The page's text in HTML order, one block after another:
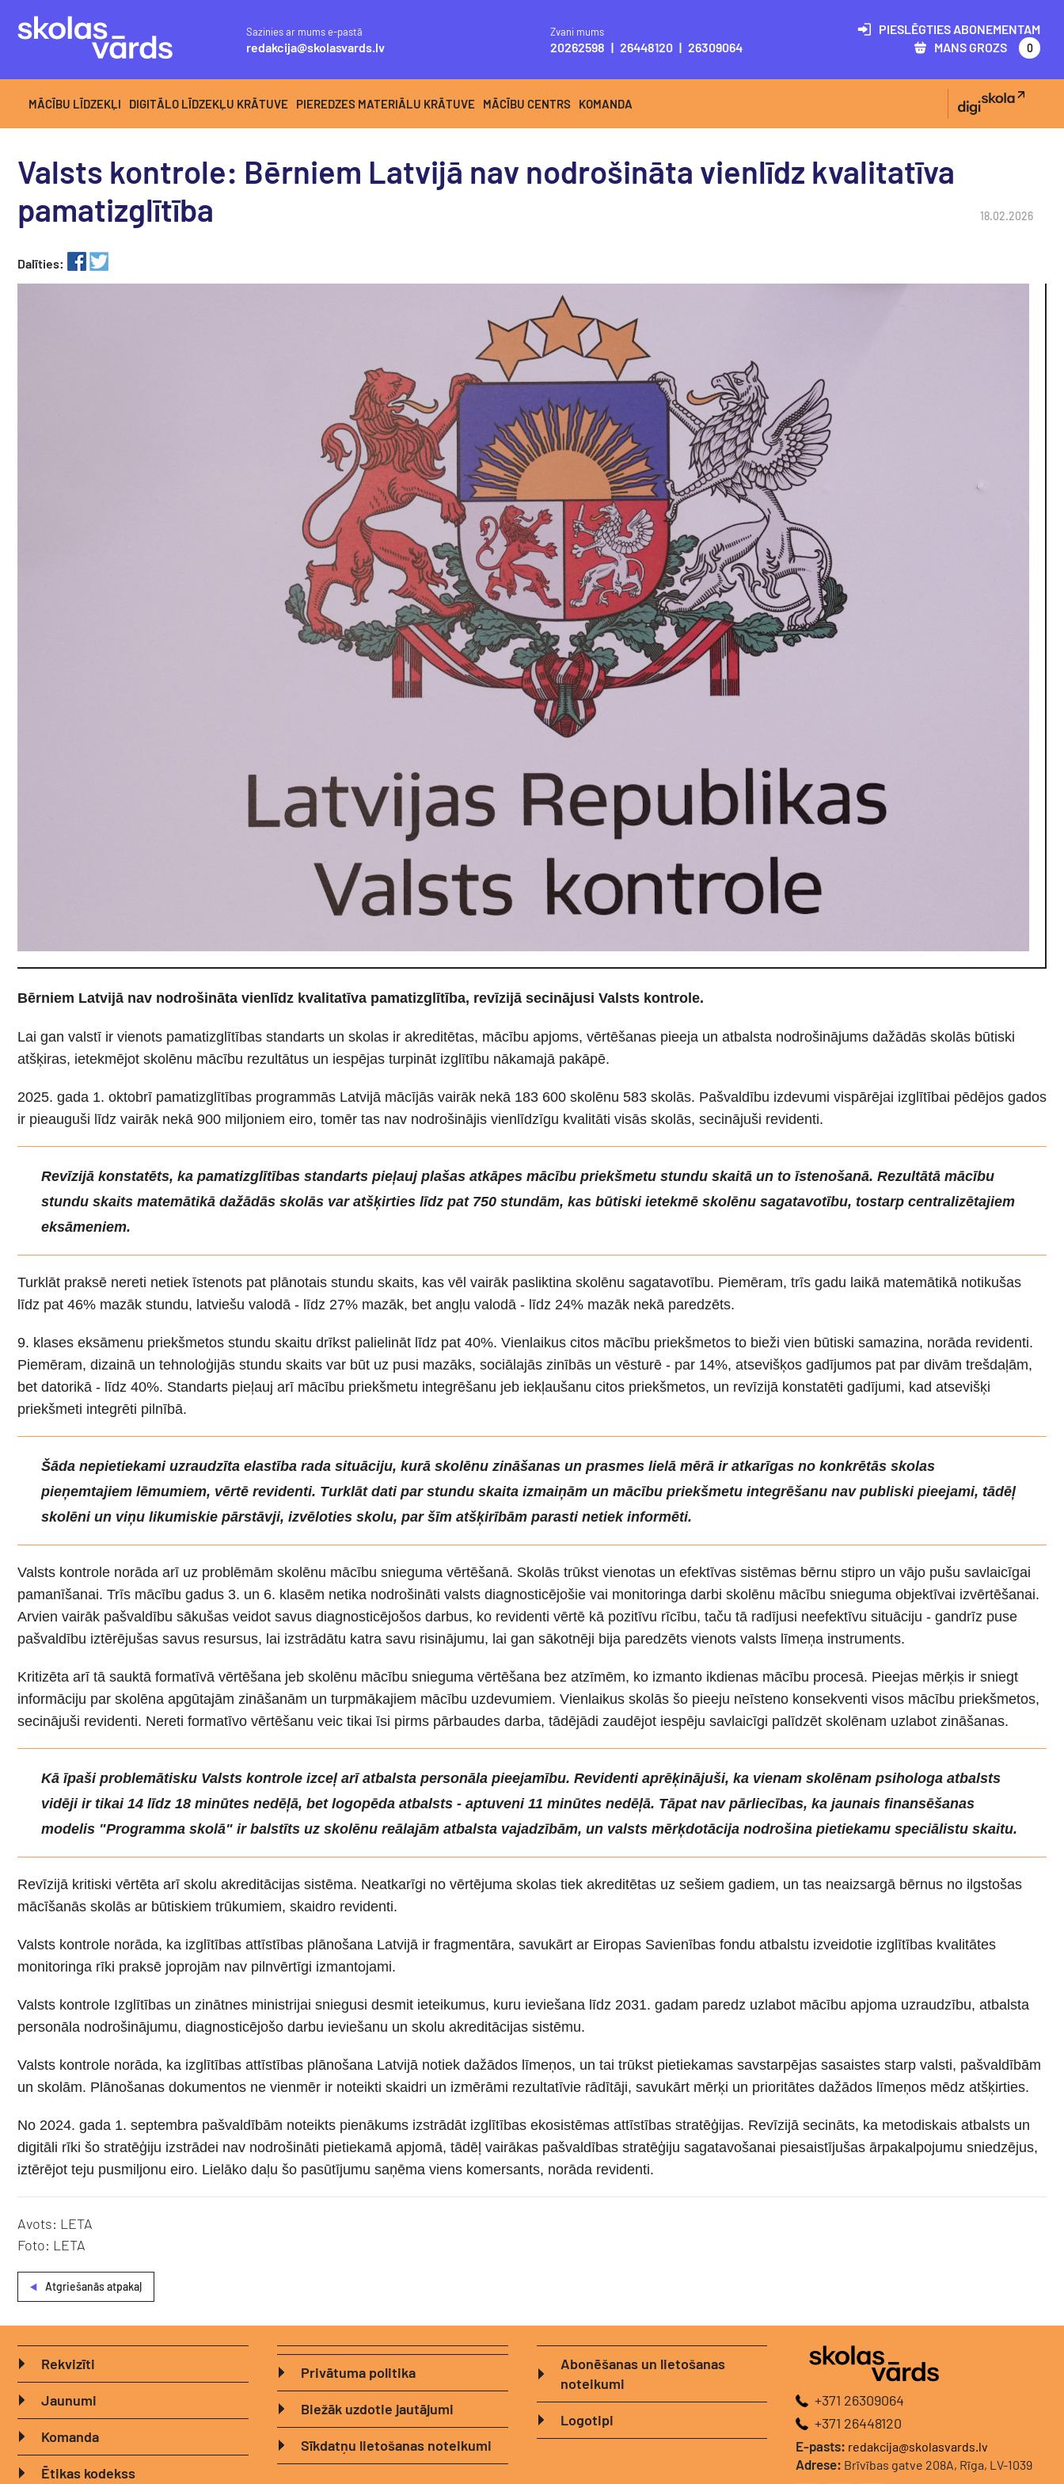
Sazinies ar mums e-pastā
redakcija@skolasvards.lv
Zvani mums
20262598 | 26448120 | 26309064
PIESLĒGTIES ABONEMENTAM
MANS GROZS
0
MĀCĪBU LĪDZEKĻI DIGITĀLO LĪDZEKĻU KRĀTUVE PIEREDZES MATERIĀLU KRĀTUVE MĀCĪBU CENTRS KOMANDA
Valsts kontrole: Bērniem Latvijā nav nodrošināta vienlīdz kvalitatīva
pamatizglītība
18.02.2026
Dalīties:
Bērniem Latvijā nav nodrošināta vienlīdz kvalitatīva pamatizglītība, revīzijā secinājusi Valsts kontrole.
Lai gan valstī ir vienots pamatizglītības standarts un skolas ir akreditētas, mācību apjoms, vērtēšanas pieeja un atbalsta nodrošinājums dažādās skolās būtiski
atšķiras, ietekmējot skolēnu mācību rezultātus un iespējas turpināt izglītību nākamajā pakāpē.
2025. gada 1. oktobrī pamatizglītības programmās Latvijā mācījās vairāk nekā 183 600 skolēnu 583 skolās. Pašvaldību izdevumi vispārējai izglītībai pēdējos gados
ir pieauguši līdz vairāk nekā 900 miljoniem eiro, tomēr tas nav nodrošinājis vienlīdzīgu kvalitāti visās skolās, secinājuši revidenti.
Revīzijā konstatēts, ka pamatizglītības standarts pieļauj plašas atkāpes mācību priekšmetu stundu skaitā un to īstenošanā. Rezultātā mācību
stundu skaits matemātikā dažādās skolās var atšķirties līdz pat 750 stundām, kas būtiski ietekmē skolēnu sagatavotību, tostarp centralizētajiem
eksāmeniem.
Turklāt praksē nereti netiek īstenots pat plānotais stundu skaits, kas vēl vairāk pasliktina skolēnu sagatavotību. Piemēram, trīs gadu laikā matemātikā notikušas
līdz pat 46% mazāk stundu, latviešu valodā - līdz 27% mazāk, bet angļu valodā - līdz 24% mazāk nekā paredzēts.
9. klases eksāmenu priekšmetos stundu skaitu drīkst palielināt līdz pat 40%. Vienlaikus citos mācību priekšmetos to bieži vien būtiski samazina, norāda revidenti.
Piemēram, dizainā un tehnoloģijās stundu skaits var būt uz pusi mazāks, sociālajās zinībās un vēsturē - par 14%, atsevišķos gadījumos pat par divām trešdaļām,
bet datorikā - līdz 40%. Standarts pieļauj arī mācību priekšmetu integrēšanu jeb iekļaušanu citos priekšmetos, un revīzijā konstatēti gadījumi, kad atsevišķi
priekšmeti integrēti pilnībā.
Šāda nepietiekami uzraudzīta elastība rada situāciju, kurā skolēnu zināšanas un prasmes lielā mērā ir atkarīgas no konkrētās skolas
pieņemtajiem lēmumiem, vērtē revidenti. Turklāt dati par stundu skaita izmaiņām un mācību priekšmetu integrēšanu nav publiski pieejami, tādēļ
skolēni un viņu likumiskie pārstāvji, izvēloties skolu, par šīm atšķirībām parasti netiek informēti.
Valsts kontrole norāda arī uz problēmām skolēnu mācību snieguma vērtēšanā. Skolās trūkst vienotas un efektīvas sistēmas bērnu stipro un vājo pušu savlaicīgai
pamanīšanai. Trīs mācību gadus 3. un 6. klasēm netika nodrošināti valsts diagnosticējošie vai monitoringa darbi skolēnu mācību snieguma objektīvai izvērtēšanai.
Arvien vairāk pašvaldību sākušas veidot savus diagnosticējošos darbus, ko revidenti vērtē kā pozitīvu rīcību, taču tā radījusi neefektīvu situāciju - gandrīz puse
pašvaldību iztērējušas savus resursus, lai izstrādātu katra savu risinājumu, lai gan sākotnēji bija paredzēts vienots valsts līmeņa instruments.
Kritizēta arī tā sauktā formatīvā vērtēšana jeb skolēnu mācību snieguma vērtēšana bez atzīmēm, ko izmanto ikdienas mācību procesā. Pieejas mērķis ir sniegt
informāciju par skolēna apgūtajām zināšanām un turpmākajiem mācību uzdevumiem. Vienlaikus skolās šo pieeju neīsteno konsekventi visos mācību priekšmetos,
secinājuši revidenti. Nereti formatīvo vērtēšanu veic tikai īsi pirms pārbaudes darba, tādējādi zaudējot iespēju savlaicīgi palīdzēt skolēnam uzlabot zināšanas.
Kā īpaši problemātisku Valsts kontrole izceļ arī atbalsta personāla pieejamību. Revidenti aprēķinājuši, ka vienam skolēnam psihologa atbalsts
vidēji ir tikai 14 līdz 18 minūtes nedēļā, bet logopēda atbalsts - aptuveni 11 minūtes nedēļā. Tāpat nav pārliecības, ka jaunais finansēšanas
modelis "Programma skolā" ir balstīts uz skolēnu reālajām atbalsta vajadzībām, un valsts mērķdotācija nodrošina pietiekamu speciālistu skaitu.
Revīzijā kritiski vērtēta arī skolu akreditācijas sistēma. Neatkarīgi no vērtējuma skolas tiek akreditētas uz sešiem gadiem, un tas neaizsargā bērnus no ilgstošas
mācīšanās skolās ar būtiskiem trūkumiem, skaidro revidenti.
Valsts kontrole norāda, ka izglītības attīstības plānošana Latvijā ir fragmentāra, savukārt ar Eiropas Savienības fondu atbalstu izveidotie izglītības kvalitātes
monitoringa rīki praksē joprojām nav pilnvērtīgi izmantojami.
Valsts kontrole Izglītības un zinātnes ministrijai sniegusi desmit ieteikumus, kuru ieviešana līdz 2031. gadam paredz uzlabot mācību apjoma uzraudzību, atbalsta
personāla nodrošinājumu, diagnosticējošo darbu ieviešanu un skolu akreditācijas sistēmu.
Valsts kontrole norāda, ka izglītības attīstības plānošana Latvijā notiek dažādos līmeņos, un tai trūkst pietiekamas savstarpējas sasaistes starp valsti, pašvaldībām
un skolām. Plānošanas dokumentos ne vienmēr ir noteikti skaidri un izmērāmi rezultatīvie rādītāji, savukārt mērķi un prioritātes dažādos līmeņos mēdz atšķirties.
No 2024. gada 1. septembra pašvaldībām noteikts pienākums izstrādāt izglītības ekosistēmas attīstības stratēģijas. Revīzijā secināts, ka metodiskais atbalsts un
digitāli rīki šo stratēģiju izstrādei nav nodrošināti pietiekamā apjomā, tādēļ vairākas pašvaldības stratēģiju sagatavošanai piesaistījušas ārpakalpojumu sniedzējus,
iztērējot teju pusmiljonu eiro. Lielāko daļu šo pasūtījumu saņēma viens komersants, norāda revidenti.
Avots: LETA
Foto: LETA
Atgriešanās atpakaļ
Rekvizīti
Jaunumi
Komanda
Ētikas kodekss
Privātuma politika
Biežāk uzdotie jautājumi
Sīkdatņu lietošanas noteikumi
Abonēšanas un lietošanas
noteikumi
Logotipi
+371 26309064
+371 26448120
E-pasts: redakcija@skolasvards.lv
Adrese: Brīvības gatve 208A, Rīga, LV-1039